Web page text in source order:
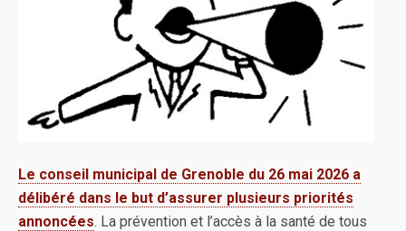
Le conseil municipal de Grenoble du 26 mai 2026 a
délibéré dans le but d’assurer plusieurs priorités
annoncées. La prévention et l’accès à la santé de tous